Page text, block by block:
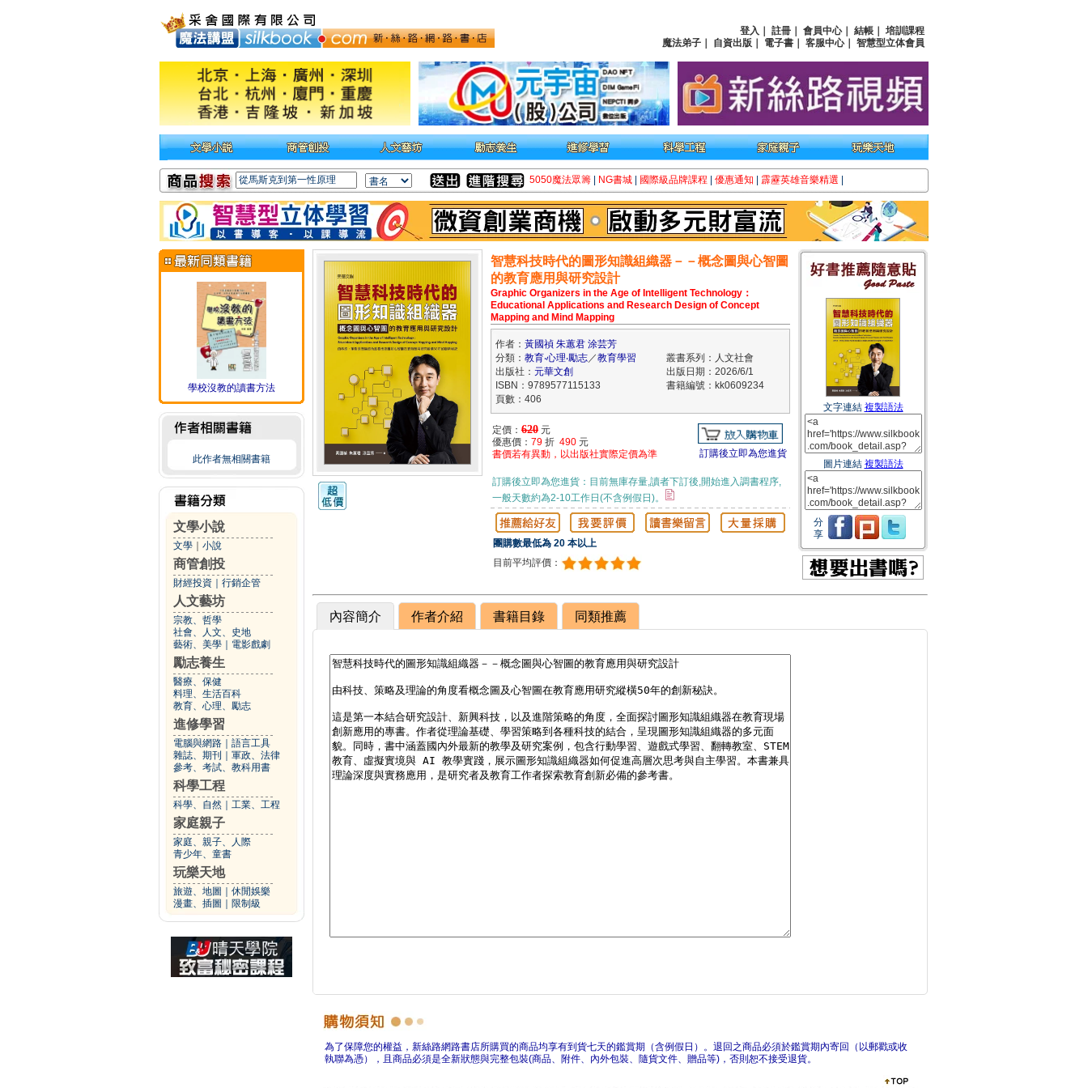
登入 註冊 會員中心｜ 結帳
培訓課程
魔法弟子
自資出版 電子書 客服中心｜ 智慧型立体會員
5050魔法眾籌 NG書城 國際級品牌課程 優惠通知 霹靂英雄音樂精選
學校沒教的讀書方法
此作者無相關書籍
文學小說
文學 小說
商管創投
財經投資 行銷企管
人文藝坊
宗教、哲學
社會、人文、史地
藝術、美學
電影戲劇
勵志養生
醫療、保健
料理、生活百科
教育、心理、勵志
進修學習
電腦與網路
語言工具
雜誌、期刊
軍政、法律
參考、考試、教科用書
科學工程
科學、自然 工業、工程
家庭親子
家庭、親子、人際
青少年、童書
玩樂天地
旅遊、地圖
休閒娛樂
漫畫、插圖
限制級
智慧科技時代的圖形知識組織器－－概念圖與心智圖
的教育應用與研究設計
Graphic Organizers in the Age of Intelligent Technology：
Educational Applications and Research Design of Concept
Mapping and Mind Mapping
作者： 黃國禎 朱蕙君 涂芸芳
分類： 教育‧心理‧勵志／教育學習
叢書系列：人文社會
出版社： 元華文創
出版日期：2026/6/1
ISBN：9789577115133
書籍編號：kk0609234
頁數：406
定價： 620 元
優惠價： 79 折 490 元
書價若有異動，以出版社實際定價為準
訂購後立即為您進貨
訂購後立即為您進貨：目前無庫存量,讀者下訂後,開始進入調書程序,
一般天數約為2-10工作日(不含例假日)。
團購數最低為 20 本以上
目前平均評價：
文字連結 複製語法
圖片連結 複製語法
分
享
內容簡介 作者介紹 書籍目錄 同類推薦
為了保障您的權益，新絲路網路書店所購買的商品均享有到貨七天的鑑賞期（含例假日）。退回之商品必須於鑑賞期內寄回（以郵戳或收
執聯為憑），且商品必須是全新狀態與完整包裝(商品、附件、內外包裝、隨貨文件、贈品等)，否則恕不接受退貨。